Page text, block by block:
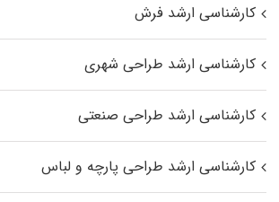
کارشناسی ارشد فرش
کارشناسی ارشد طراحی شهری
کارشناسی ارشد طراحی صنعتی
کارشناسی ارشد طراحی پارچه و لباس